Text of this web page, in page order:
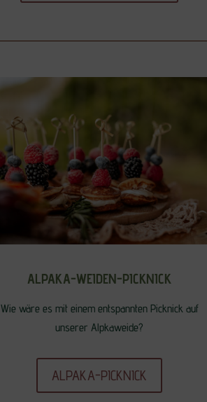
ALPAKA-WEIDEN-PICKNICK
Wie wäre es mit einem entspannten Picknick auf
unserer Alpkaweide?
ALPAKA-PICKNICK